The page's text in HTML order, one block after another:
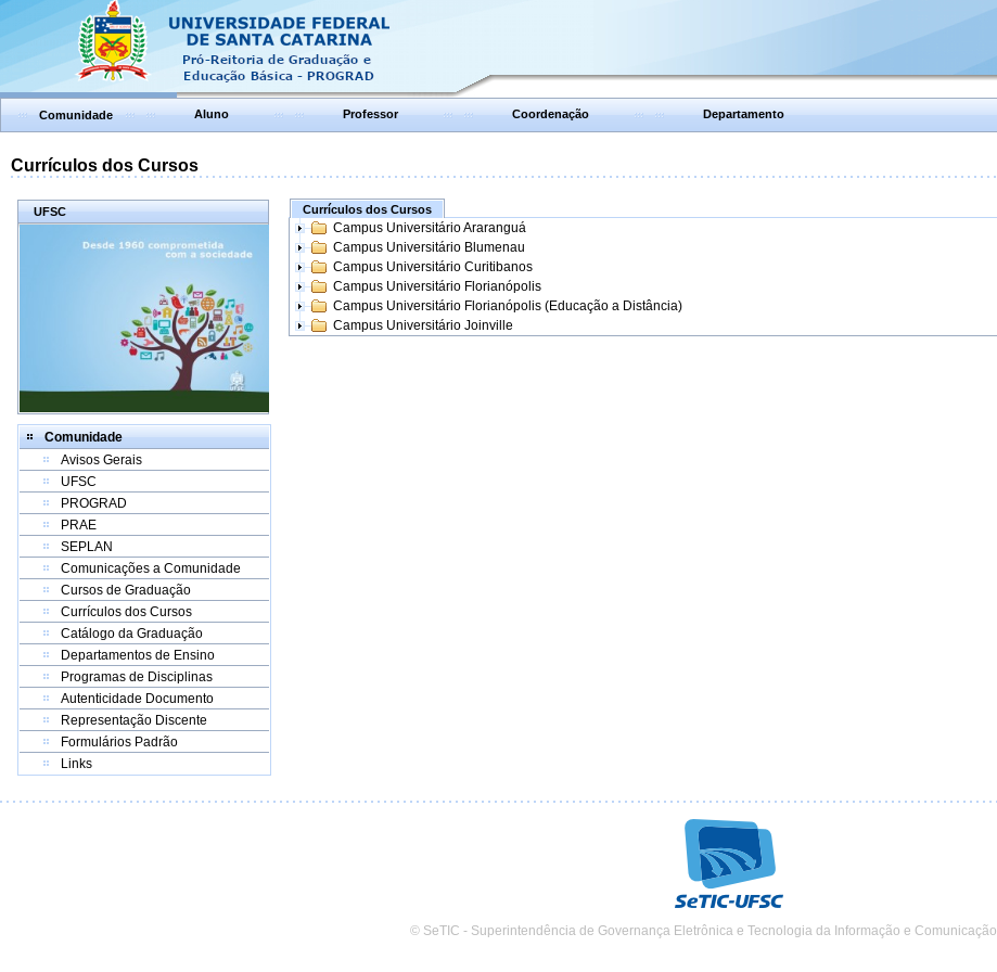
Comunidade Aluno Professor Coordenação Departamento
Currículos dos Cursos
UFSC
Comunidade
Avisos Gerais
UFSC
PROGRAD
PRAE
SEPLAN
Comunicações a Comunidade
Cursos de Graduação
Currículos dos Cursos
Catálogo da Graduação
Departamentos de Ensino
Programas de Disciplinas
Autenticidade Documento
Representação Discente
Formulários Padrão
Links
Currículos dos Cursos
Campus Universitário Araranguá
Campus Universitário Blumenau
Campus Universitário Curitibanos
Campus Universitário Florianópolis
Campus Universitário Florianópolis (Educação a Distância)
Campus Universitário Joinville
© SeTIC - Superintendência de Governança Eletrônica e Tecnologia da Informação e Comunicação